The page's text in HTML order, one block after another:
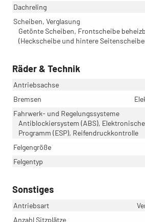
Dachreling
Scheiben, Verglasung
Getönte Scheiben, Frontscheibe
(Heckscheibe und hintere
Räder & Technik
Antriebsachse
Bremsen
Fahrwerk- und Regelungssysteme
Antiblockiersystem (ABS),
Programm (ESP), Reifendruckkontrolle
Felgengröße
Felgentyp
Sonstiges
Antriebsart
Anzahl Sitzplätze